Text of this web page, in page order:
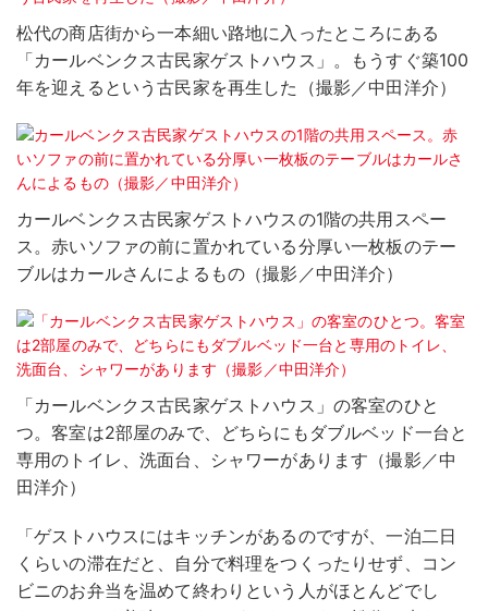
松代の商店街から一本細い路地に入ったところにある
「カールベンクス古民家ゲストハウス」。もうすぐ築100
年を迎えるという古民家を再生した（撮影／中田洋介）
カールベンクス古民家ゲストハウスの1階の共用スペー
ス。赤いソファの前に置かれている分厚い一枚板のテー
ブルはカールさんによるもの（撮影／中田洋介）
「カールベンクス古民家ゲストハウス」の客室のひと
つ。客室は2部屋のみで、どちらにもダブルベッド一台と
専用のトイレ、洗面台、シャワーがあります（撮影／中
田洋介）
「ゲストハウスにはキッチンがあるのですが、一泊二日
くらいの滞在だと、自分で料理をつくったりせず、コン
ビニのお弁当を温めて終わりという人がほとんどでし